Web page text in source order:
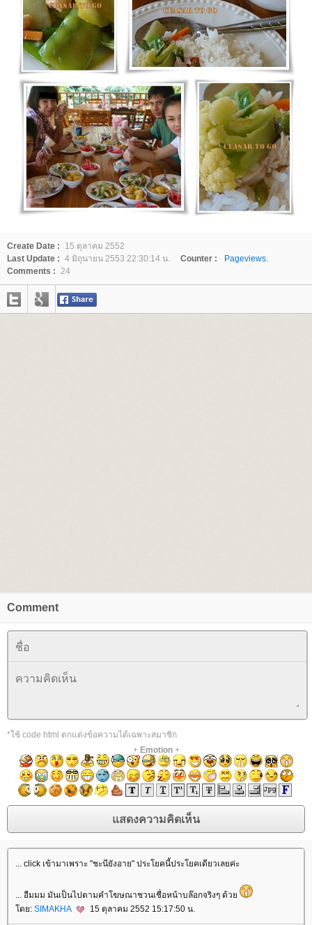
Create Date :
15 ตุลาคม 2552
Last Update : 4 มิถุนายน 2553 22:30:14 น. Counter :
Pageviews.
Comments : 24
Comment
*ใช้ code html ตกแต่งข้อความได้เฉพาะสมาชิก
+ Emotion+
... click เข้ามาเพราะ "ชะนียังอาย" ประโยคนี้ประโยคเดียวเลยค่ะ
... อืมมม มันเป็นไปตามคำโฆษณาชวนเชื่อหน้าบล๊อกจริงๆ ด้ว
ดย: SIMAKHA 15 ตุลาคม 2552 15:17:50 น.